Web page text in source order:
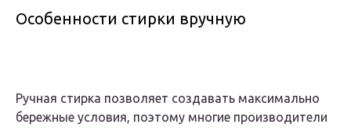
Особенности стирки вручную
Ручная стирка позволяет создавать максимально
бережные условия, поэтому многие производители